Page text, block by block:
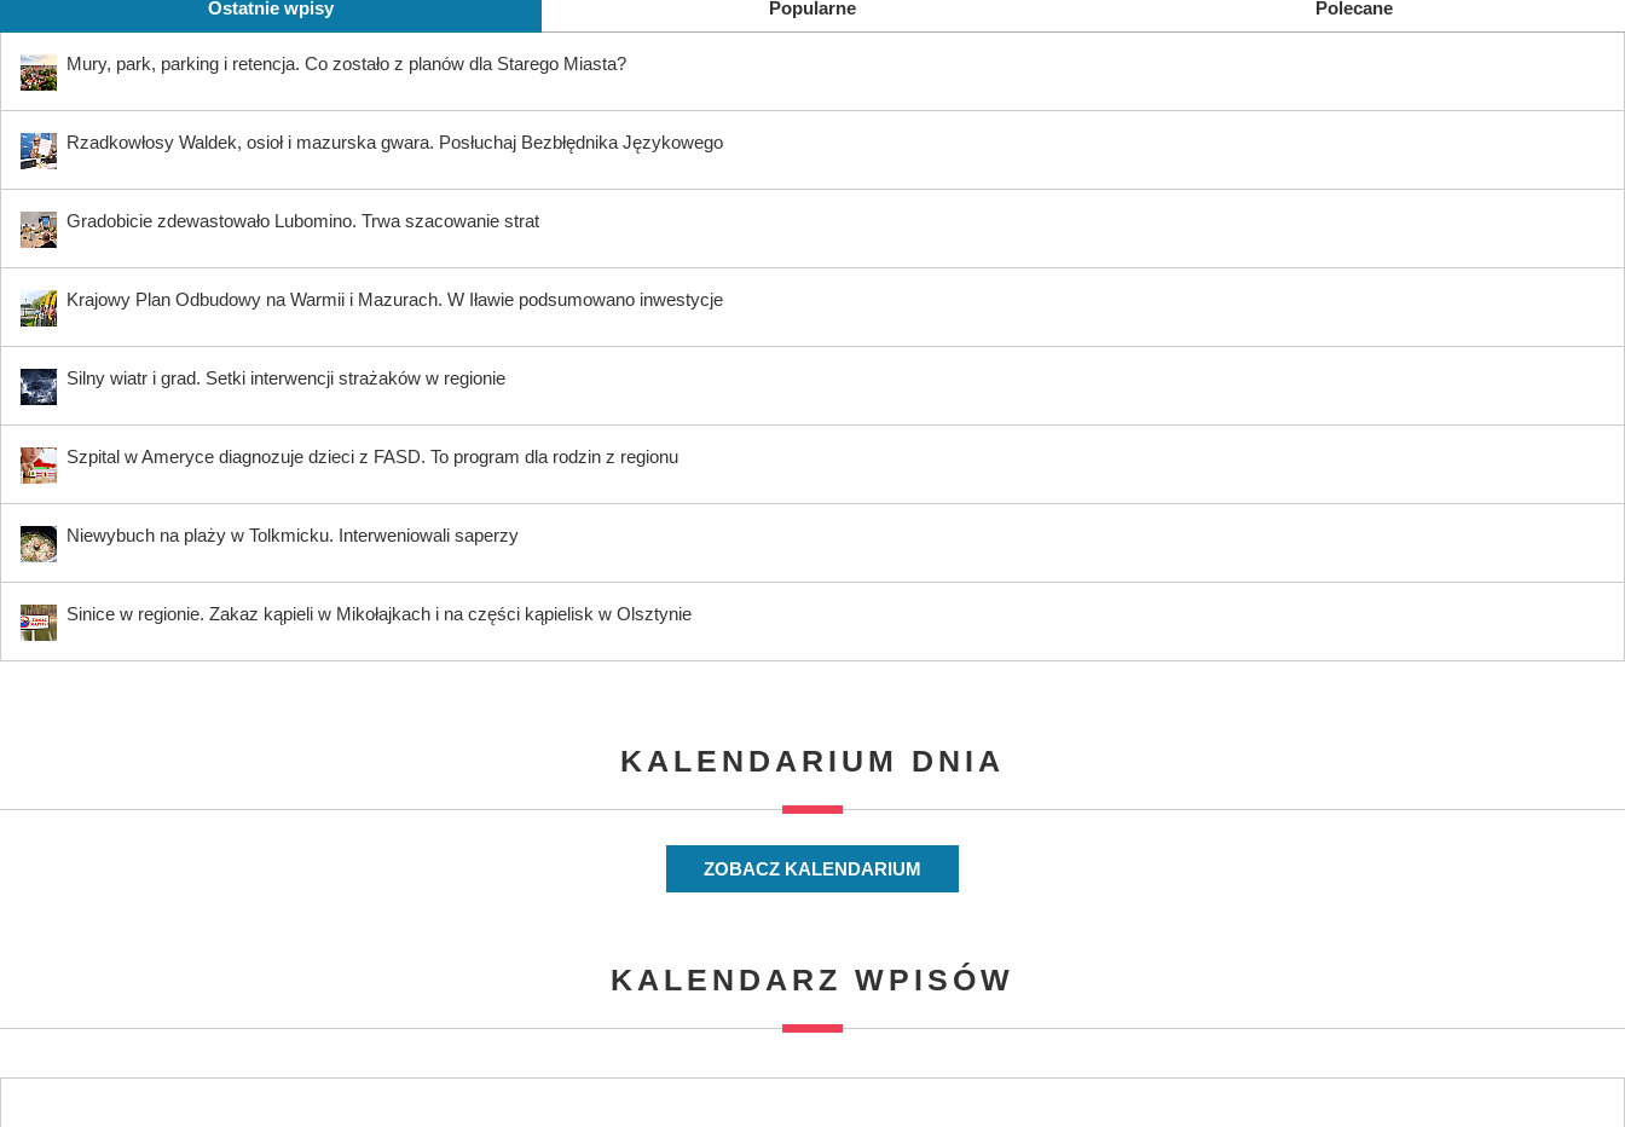
Ostatnie wpisy Popularne Polecane
Mury, park, parking i retencja. Co zostało z planów dla Starego Miasta?
Rzadkowłosy Waldek, osioł i mazurska gwara. Posłuchaj Bezbłędnika Językowego
Gradobicie zdewastowało Lubomino. Trwa szacowanie strat
Krajowy Plan Odbudowy na Warmii i Mazurach. W Iławie podsumowano inwestycje
Silny wiatr i grad. Setki interwencji strażaków w regionie
Szpital w Ameryce diagnozuje dzieci z FASD. To program dla rodzin z regionu
Niewybuch na plaży w Tolkmicku. Interweniowali saperzy
Sinice w regionie. Zakaz kąpieli w Mikołajkach i na części kąpielisk w Olsztynie
KALENDARIUM DNIA
ZOBACZ KALENDARIUM
KALENDARZ WPISÓW